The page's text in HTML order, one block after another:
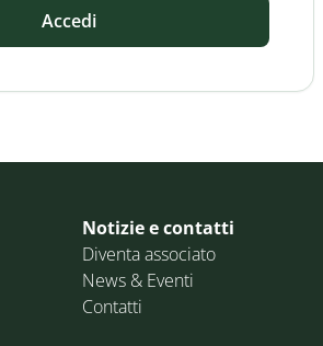
Accedi
Notizie e contatti
Diventa associato
News & Eventi
Contatti